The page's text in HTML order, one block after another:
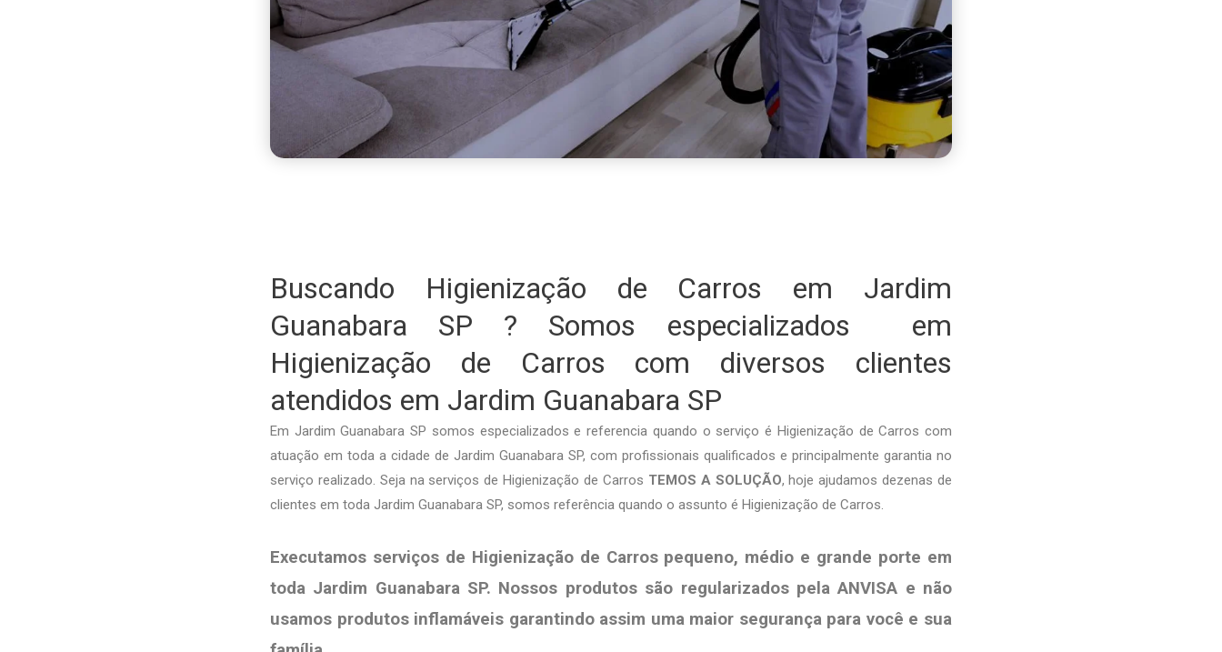
Buscando Higienização de Carros em Jardim
Guanabara SP ? Somos especializados em
Higienização de Carros com diversos clientes
atendidos em Jardim Guanabara SP
Em Jardim Guanabara SP somos especializados e referencia quando o serviço é Higienização de Carros com
atuação em toda a cidade de Jardim Guanabara SP, com profissionais qualificados e principalmente garantia no
serviço realizado. Seja na serviços de Higienização de Carros TEMOS A SOLUÇÃO, hoje ajudamos dezenas de
clientes em toda Jardim Guanabara SP, somos referência quando o assunto é Higienização de Carros.
Executamos serviços de Higienização de Carros pequeno, médio e grande porte em
toda Jardim Guanabara SP. Nossos produtos são regularizados pela ANVISA e não
usamos produtos inflamáveis garantindo assim uma maior segurança para você e sua